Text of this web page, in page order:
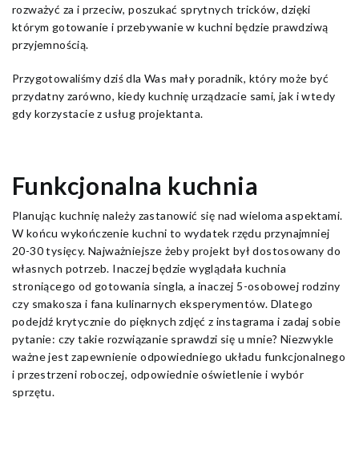
rozważyć za i przeciw, poszukać sprytnych tricków, dzięki
którym gotowanie i przebywanie w kuchni będzie prawdziwą
przyjemnością.
Przygotowaliśmy dziś dla Was mały poradnik, który może być
przydatny zarówno, kiedy kuchnię urządzacie sami, jak i wtedy
gdy korzystacie z usług projektanta.
Funkcjonalna kuchnia
Planując kuchnię należy zastanowić się nad wieloma aspektami.
W końcu wykończenie kuchni to wydatek rzędu przynajmniej
20-30 tysięcy. Najważniejsze żeby projekt był dostosowany do
własnych potrzeb. Inaczej będzie wyglądała kuchnia
stroniącego od gotowania singla, a inaczej 5-osobowej rodziny
czy smakosza i fana kulinarnych eksperymentów. Dlatego
podejdź krytycznie do pięknych zdjęć z instagrama i zadaj sobie
pytanie: czy takie rozwiązanie sprawdzi się u mnie? Niezwykle
ważne jest zapewnienie odpowiedniego układu funkcjonalnego
i przestrzeni roboczej, odpowiednie oświetlenie i wybór
sprzętu.